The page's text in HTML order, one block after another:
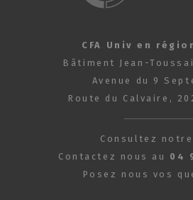
CFA Univ en
Bâtiment Jean-
Avenue du 9
Route du Calvaire,
Consultez notre
Contactez nous au 04
Posez nous vos